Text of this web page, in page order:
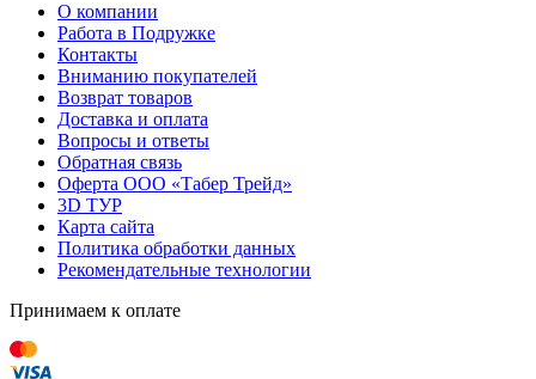
О компании
Работа в Подружке
Контакты
Вниманию покупателей
Возврат товаров
Доставка и оплата
Вопросы и ответы
Обратная связь
Оферта ООО «Табер Трейд»
3D ТУР
Карта сайта
Политика обработки данных
Рекомендательные технологии
Принимаем к оплате